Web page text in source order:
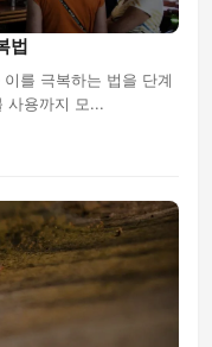
법
를 극복하는 법을 단계
사용까지 모...